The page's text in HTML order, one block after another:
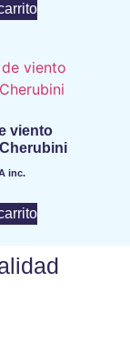
viento
inc.